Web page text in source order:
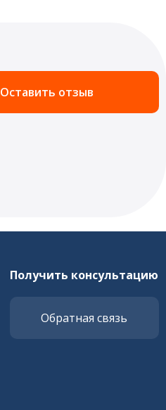
Оставить отзыв
Получить консультацию
Обратная связь